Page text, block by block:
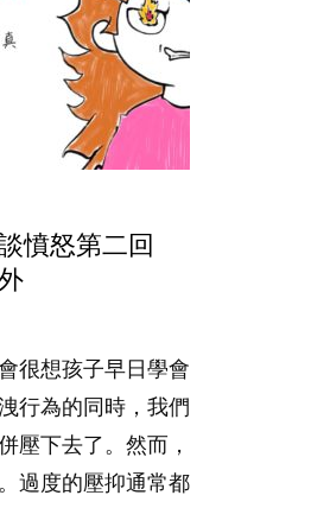
憤怒第二回
很想孩子早日學會
行為的同時，我們
壓下去了。然而，
過度的壓抑通常都